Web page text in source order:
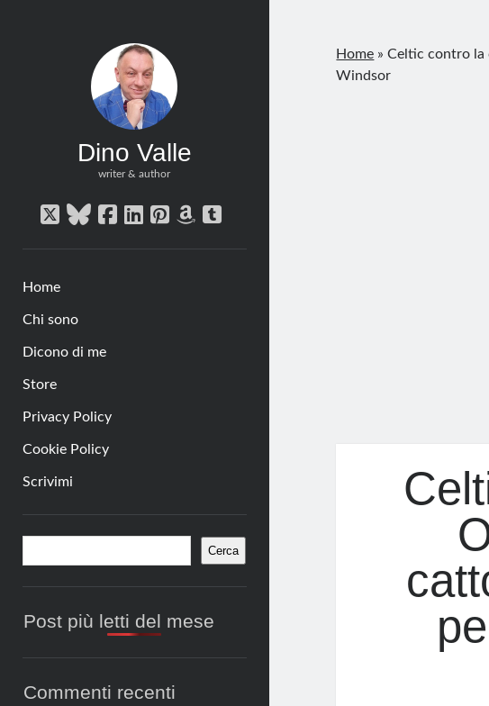
Dino Valle
writer & author
twitterbluesky
facebook
linkedin
pinterest
amazon
tumblr
Home
Chi sono
Dicono di me
Store
Privacy Policy
Cookie Policy
Scrivimi
Barra
laterale
Cerca
Post più letti del mese
Commenti recenti
Home »Celtic contro la
Windsor